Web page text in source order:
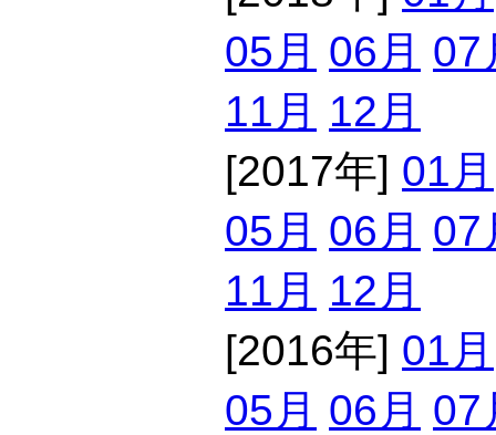
05月 06月 07
11月 12月
[2017年] 01月
05月 06月 07
11月 12月
[2016年] 01月
05月 06月 07